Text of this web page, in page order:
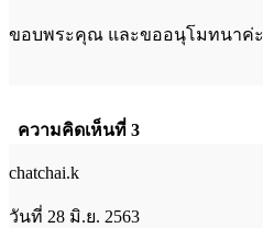
ขอบพระคุณ และขออนุโมทนาค่ะ
ความคิดเห็นที่ 3
chatchai.k
วันที่ 28 มิ.ย. 2563